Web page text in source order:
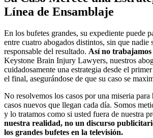
Línea de Ensamblaje
En los bufetes grandes, su expediente puede
entre cuatro abogados distintos, sin que nadie
responsable del resultado. Así no trabajamos
Keystone Brain Injury Lawyers, nuestros
cuidadosamente una estrategia desde el
el final, asegurándose de que su caso se
No resolvemos los casos por una miseria para
casos nuevos que llegan cada día. Somos
y lo tratamos como si usted fuera de nuestra
nuestra realidad, no un discurso
los grandes bufetes en la televisión.